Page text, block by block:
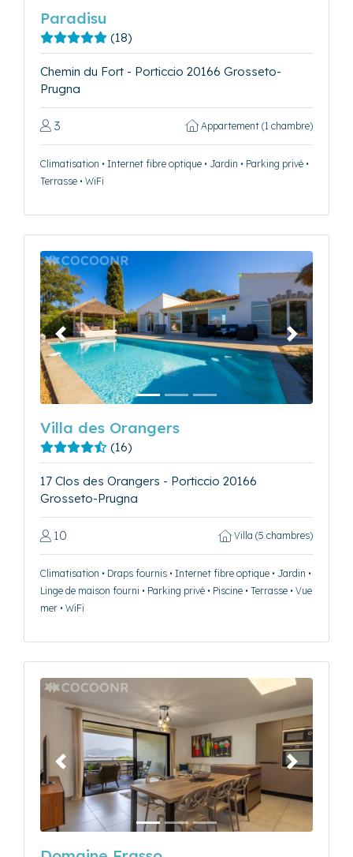
Paradisu
(18)
Chemin du Fort - Porticcio 20166 Grosseto-
Prugna
3 Appartement (1 chambre)
Climatisation • Internet fibre optique • Jardin • Parking privé •
Terrasse • WiFi
Précédent Suivant
Villa des Orangers
(16)
17 Clos des Orangers - Porticcio 20166
Grosseto-Prugna
10 Villa (5 chambres)
Climatisation • Draps fournis • Internet fibre optique • Jardin •
Linge de maison fourni • Parking privé • Piscine • Terrasse • Vue
mer • WiFi
Précédent Suivant